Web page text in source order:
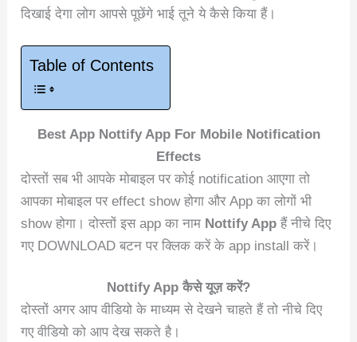
दिखाई देगा लोग आपसे पूछेंगे भाई तूने ये कैसे किया हैं।
Table of Contents
Best App Nottify App For Mobile Notification
Effects
दोस्तों सब भी आपके मोबाइल पर कोई notification आएगा तो
आपका मोबाइल पर effect show होगा और App का लोगों भी
show होगा। दोस्तों इस app का नाम Nottify App हैं नीचे दिए
गए DOWNLOAD बटन पर क्लिक करें के app install करें।
Nottify App कैसे यूज़ करें?
दोस्तों अगर आप वीडियो के माध्यम से देखने चाहते हैं तो नीचे दिए
गए वीडियो को आप देख सकते है।